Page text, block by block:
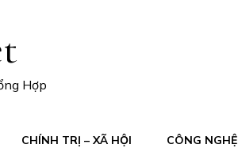
Hợp
CHÍNH TRỊ – XÃ HỘI CÔNG NGHỆ